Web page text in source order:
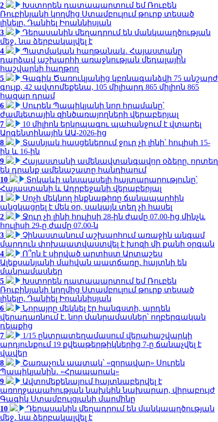
2
Խստորեն դատապարտում եմ Ռուբեն
Ռուբինյանի կողմից Ստամբուլում թուրք տեսած
լինելը. Դանիել Իոաննիսյան
3
Դերասանին մեղադրում են մանկապղծության
մեջ․ նա ձերբակալվել է
4
Պատմական հաղթանակ․ Հայաստանը
դարձավ աշխարհի առաջնության մեդալային
հաշվարկի հաղթող
5
Գագիկ Ծառուկյանից կբռնագանձվի 75 անշարժ
գույք, 42 ավտոմեքենա, 105 միլիարդ 865 միլիոն 865
հազար դրամ
6
Սուրեն Պապիկյանի նոր հրամանը՝
ժամկետային զինծառայողների վերաբերյալ
7
10 միլիոն երկրպագու պահանջում է վտարել
Արգենտինային ԱԱ-2026-ից
8
Տասնյակ հասցեներում ջուր չի լինի՝ հուլիսի 15-
ին և 16-ին
9
Հայաստանի ամենավտանգավոր օձերը. որտեղ
են դրանք ամենաշատը հանդիպում
10
Տոկաևի անսպասելի հայտարարությունը՝
Հայաստանի և Ադրբեջանի վերաբերյալ
1
Սոչի մեկնող ինքնաթիռը ճանապարհին
անցկացրել է մեկ օր, սակայն տեղ չի հասել
2
Ջուր չի լինի հուլիսի 28-ին ժամը 07.00-ից մինչև
հուլիսի 29-ը ժամը 07.00-ն
3
Չինաստանում աշխարհում առաջին անգամ
մարդուն փոխպատվաստվել է խոզի մի քանի օրգան
4
Ո՞րն է սիրված արտիստ Արտաշես
Ալեքսանյանի մահվան պատճառը. հայտնի են
մանրամասներ
5
Խստորեն դատապարտում եմ Ռուբեն
Ռուբինյանի կողմից Ստամբուլում թուրք տեսած
լինելը. Դանիել Իոաննիսյան
6
Նորայրը մեկնել էր հանգստի, արդեն
վերադառնում է. նոր մանրամասներ՝ ողբերգական
դեպքից
7
1/15 ընտրատեղամասում վերահաշվարկի
արդյունքում 19 քվեաթերթիկներից 7-ը ճանաչվել է
վավեր
8
Շառաչուն ապտակ՝ «զորավար» Սուրեն
Պապիկյանին․ «Հրապարակ»
9
Ավտոմեքենայում հայտնաբերվել է
առողջապահության նախկին նախարար, վիրաբույժ
Գագիկ Ստամբուլցյանի մարմինը
10
Դերասանին մեղադրում են մանկապղծության
մեջ․ նա ձերբակալվել է